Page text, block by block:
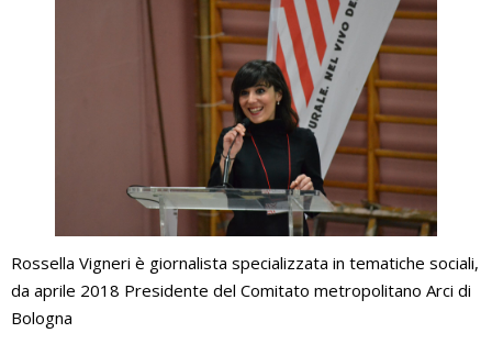
Rossella Vigneri è giornalista specializzata in tematiche sociali,
da aprile 2018 Presidente del Comitato metropolitano Arci di
Bologna